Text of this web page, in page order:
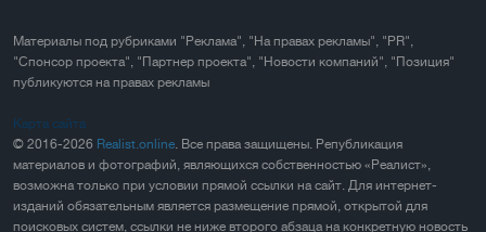
Материалы под рубриками "Реклама", "На правах рекламы", "PR",
"Спонсор проекта", "Партнер проекта", "Новости компаний", "Позиция"
публикуются на правах рекламы
Карта сайта
© 2016-2026 Realist.online. Все права защищены. Републикация
материалов и фотографий, являющихся собственностью «Реалист»,
возможна только при условии прямой ссылки на сайт. Для интернет-
изданий обязательным является размещение прямой, открытой для
поисковых систем, ссылки не ниже второго абзаца на конкретную новость